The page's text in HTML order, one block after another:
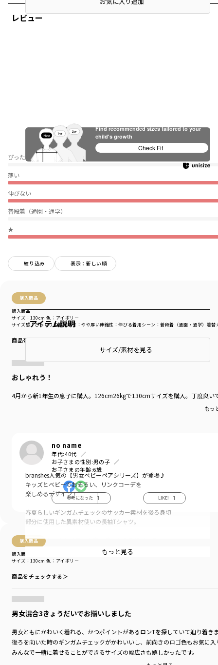
レビュー
ぴったり
薄い
伸びない
普段着（通園・通学）
★
絞り込み 表示：新しい順
購入商品
購入商品
サイズ感：ぴったり生地の厚さ ：やや厚い伸縮性 ：伸びる着用シーン ：普段着（通園・通学） 着替
サイズ：130cm 色：アイボリー
商品をチェックする＞
おしゃれう！
4月から新1年生の息子に購入。126cm26kgで130cmサイズを購入。丁度良
もっ
no name
年代:40代
お子さまの性別:男の子
お子さまの年齢:6歳
参考になった 1 LIKE! 1
購入商品
購入商品
サイズ：130cm 色：アイボリー
商品をチェックする＞
男女混合3きょうだいでお揃いしました
男女ともにかわいく着れる、かつポイントがあるロンTを探していて辿り着き
後ろを向いた時のギンガムチェックがかわいいし、前向きのロゴ色もお気に入
みんなで一緒に着せることができるサイズの幅広さも嬉しかったです。
アイテム説明
サイズ/素材を見る
branshes人気の【男女ベビーペアシリーズ】が登場♪
キッズとベビーでおそろい、リンクコーデを
楽しめるデザイン！
春夏らしいギンガムチェックのサッカー素材を後ろ身頃
部分に使用した異素材使いの長袖Tシャツ。
普段のTシャツとは違った存在感のあるデザインです。
キッズ男児の11-4109-372ギンガムチェック柄と
ペアコーデをしたいママさんにおすすめ〇
ベビーのお揃いデザインは
01-4139-305ギンガムチェック柄半袖カバーオール
ポケット：なし
透け感：なし
伸縮性：あり
もっと見る
Find recommended sizes tailored to your
child's growth
Check Fit